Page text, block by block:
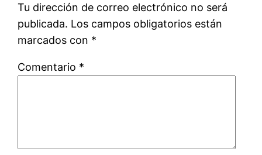
Tu dirección de correo electrónico no será
publicada. Los campos obligatorios están
marcados con *
Comentario *